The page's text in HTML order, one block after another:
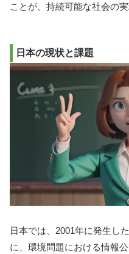
ことが、持続可能な社会の
日本の現状と課題
日本では、2001年に発生した
に、環境問題における情報